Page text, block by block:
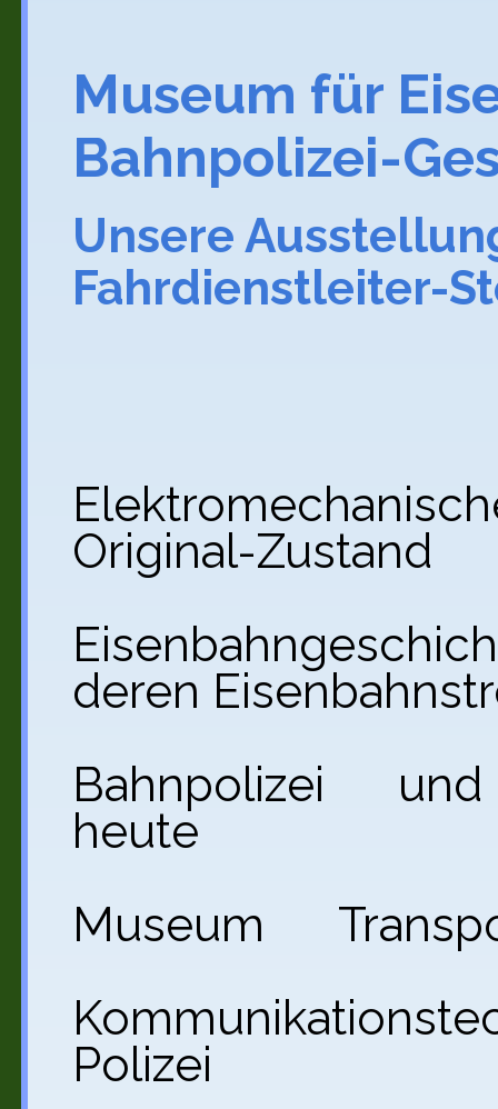
Museum für
Bahnpolizei-
Unsere
Fahrdienstleiter-
Original-Zustand
deren
Bahnpolizei und
heute
Museum
Polizei